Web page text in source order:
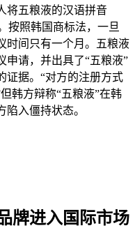
将五粮液的汉语拼音
按照韩国商标法，一旦
时间只有一个月。五粮液
申请，并出具了“五粮液”
证据。“对方的注册方式
韩方辩称“五粮液”在韩
入僵持状态。
牌进入国际市场